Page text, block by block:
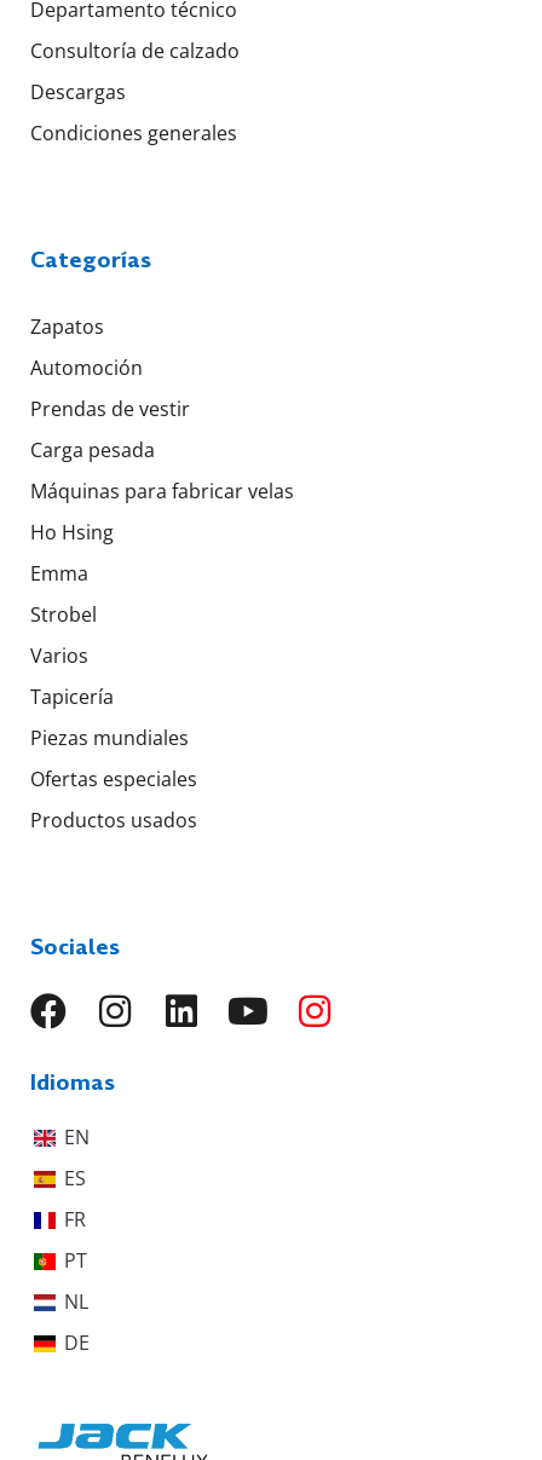
Departamento técnico
Consultoría de calzado
Descargas
Condiciones generales
Categorías
Zapatos
Automoción
Prendas de vestir
Carga pesada
Máquinas para fabricar velas
Ho Hsing
Emma
Strobel
Varios
Tapicería
Piezas mundiales
Ofertas especiales
Productos usados
Sociales
Idiomas
EN
ES
FR
PT
NL
DE